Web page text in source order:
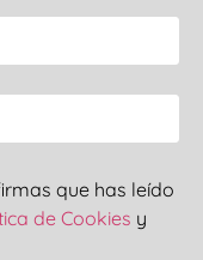
que has leído
de Cookies y